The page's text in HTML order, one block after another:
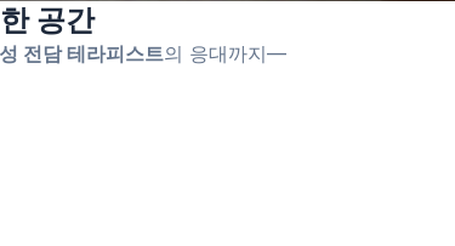
공간
전담 테라피스트의 응대까지—